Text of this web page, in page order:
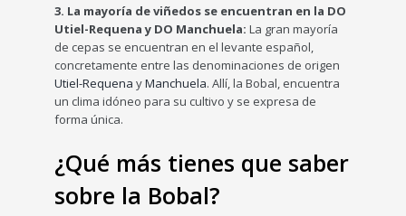
3. La mayoría de viñedos se encuentran en la DO
Utiel-Requena y DO Manchuela: La gran mayoría
de cepas se encuentran en el levante español,
concretamente entre las denominaciones de origen
Utiel-Requena yManchuela. Allí, la Bobal, encuentra
un clima idóneo para su cultivo y se expresa de
forma única.
¿Qué más tienes que saber
sobre la Bobal?